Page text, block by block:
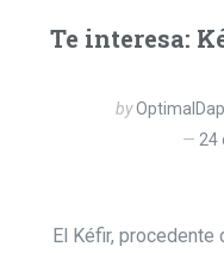
Te interesa:
byOptimalDap
24
El Kéfir, procedente